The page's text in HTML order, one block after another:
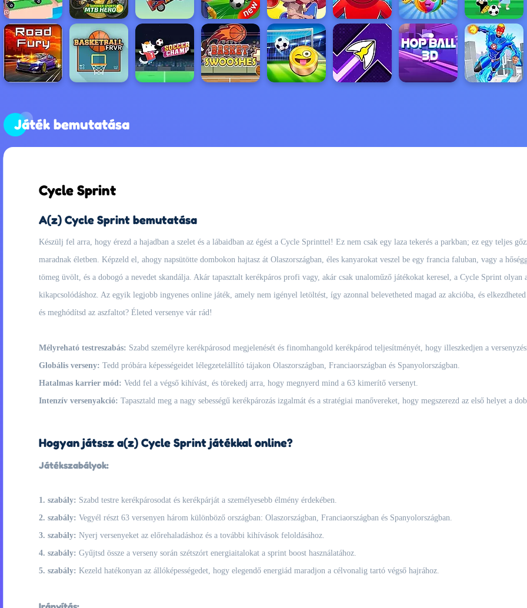
Játék bemutatása
Cycle Sprint
A(z) Cycle Sprint bemutatása
Készülj fel arra, hogy érezd a hajadban a szelet és a lábaidban az égést a Cycle Sprinttel! Ez nem csak egy laza tekerés a parkban; ez egy teljes
maradnak életben. Képzeld el, ahogy napsütötte dombokon hajtasz át Olaszországban, éles kanyarokat veszel be egy francia faluban, vagy a
tömeg üvölt, és a dobogó a nevedet skandálja. Akár tapasztalt kerékpáros profi vagy, akár csak unaloműző játékokat keresel, a Cycle Sprint
kikapcsolódáshoz. Az egyik legjobb ingyenes online játék, amely nem igényel letöltést, így azonnal belevetheted magad az akcióba, és
és meghódítsd az aszfaltot? Életed versenye vár rád!
Mélyreható testreszabás: Szabd személyre kerékpárosod megjelenését és finomhangold kerékpárod teljesítményét, hogy illeszkedjen a
Globális verseny: Tedd próbára képességeidet lélegzetelállító tájakon Olaszországban, Franciaországban és Spanyolországban.
Hatalmas karrier mód: Vedd fel a végső kihívást, és törekedj arra, hogy megnyerd mind a 63 kimerítő versenyt.
Intenzív versenyakció: Tapasztald meg a nagy sebességű kerékpározás izgalmát és a stratégiai manővereket, hogy megszerezd az első helyet a
Hogyan játssz a(z) Cycle Sprint játékkal online?
Játékszabályok:
1. szabály: Szabd testre kerékpárosodat és kerékpárját a személyesebb élmény érdekében.
2. szabály: Vegyél részt 63 versenyen három különböző országban: Olaszországban, Franciaországban és Spanyolországban.
3. szabály: Nyerj versenyeket az előrehaladáshoz és a további kihívások feloldásához.
4. szabály: Gyűjtsd össze a verseny során szétszórt energiaitalokat a sprint boost használatához.
5. szabály: Kezeld hatékonyan az állóképességedet, hogy elegendő energiád maradjon a célvonalig tartó végső hajrához.